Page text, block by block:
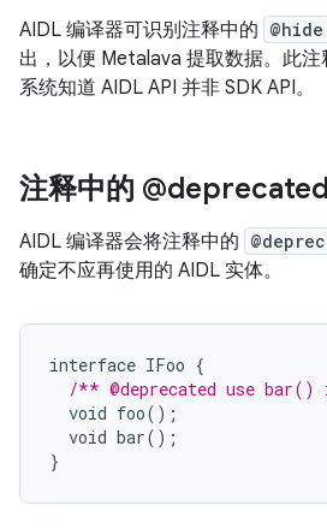
AIDL 编译器可识别注释中的 @hide
出，以便 Metalava 提取数据。此
系统知道 AIDL API 并非 SDK API。
注释中的 @deprecated
AIDL 编译器会将注释中的
确定不应再使用的 AIDL 实体。
interface IFoo {
/** @deprecated use
void foo();
void bar();
}